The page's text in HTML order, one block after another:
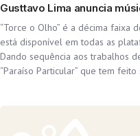
Gusttavo Lima anuncia
“Torce o Olho” é a décima faixa
está disponível em todas as
Dando sequência aos trabalhos
“Paraíso Particular” que tem